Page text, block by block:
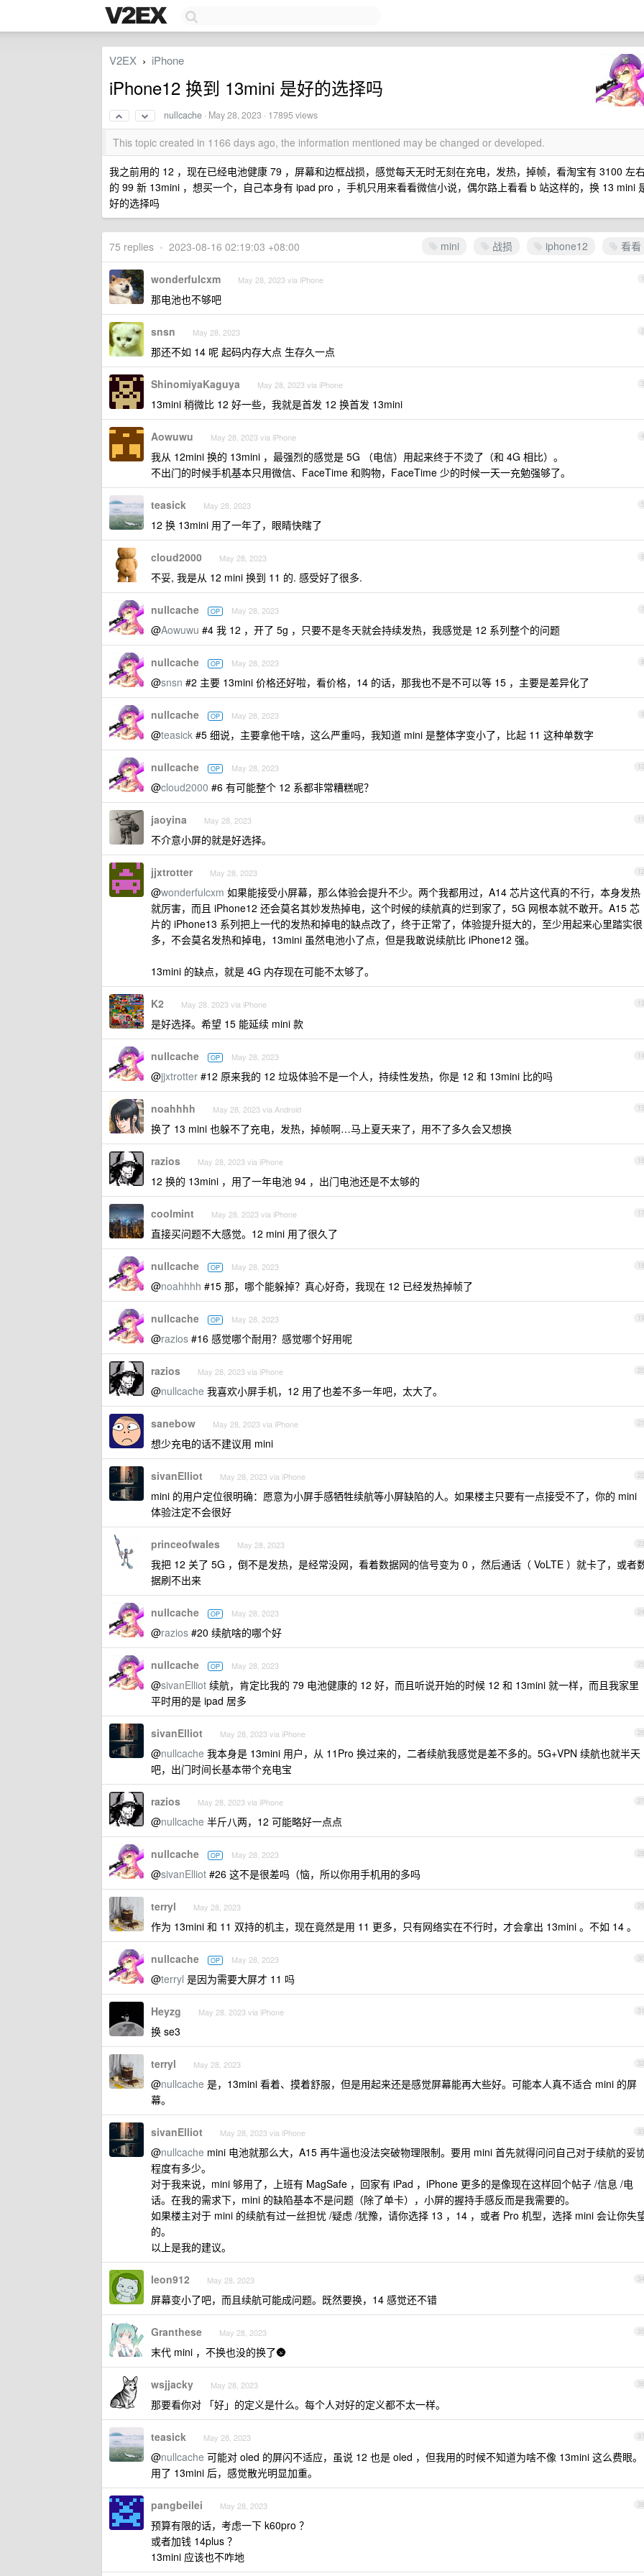
V2EX › iPhone
iPhone12 换到 13mini 是好的选择吗
nullcache · May 28, 2023 · 17895 views
This topic created in 1166 days ago, the information mentioned may be changed or developed.
我之前用的 12 ，现在已经电池健康 79 ，屏幕和边框战损，感觉每天无时无刻在充电，发热，掉帧，看淘宝有 3100 左
的 99 新 13mini ，想买一个，自己本身有 ipad pro ，手机只用来看看微信小说，偶尔路上看看 b 站这样的，换 13 mini
好的选择吗
mini 战损 iphone12 看看
75 replies • 2023-08-16 02:19:03 +08:00
1
wonderfulcxm May 28, 2023 via iPhone
那电池也不够吧
2
snsn May 28, 2023
那还不如 14 呢 起码内存大点 生存久一点
3
ShinomiyaKaguya May 28, 2023 via iPhone
13mini 稍微比 12 好一些，我就是首发 12 换首发 13mini
4
Aowuwu May 28, 2023 via iPhone
我从 12mini 换的 13mini ，最强烈的感觉是 5G （电信）用起来终于不烫了（和 4G 相比）。
不出门的时候手机基本只用微信、FaceTime 和购物，FaceTime 少的时候一天一充勉强够了。
5
teasick May 28, 2023
12 换 13mini 用了一年了，眼睛快瞎了
6
cloud2000 May 28, 2023
不妥, 我是从 12 mini 换到 11 的. 感受好了很多.
7
nullcache OP May 28, 2023
@Aowuwu #4 我 12 ，开了 5g ，只要不是冬天就会持续发热，我感觉是 12 系列整个的问题
8
nullcache OP May 28, 2023
@snsn #2 主要 13mini 价格还好啦，看价格，14 的话，那我也不是不可以等 15 ，主要是差异化了
9
nullcache OP May 28, 2023
@teasick #5 细说，主要拿他干啥，这么严重吗，我知道 mini 是整体字变小了，比起 11 这种单数字
10
nullcache OP May 28, 2023
@cloud2000 #6 有可能整个 12 系都非常糟糕呢？
11
jaoyina May 28, 2023
不介意小屏的就是好选择。
12
jjxtrotter May 28, 2023
@wonderfulcxm 如果能接受小屏幕，那么体验会提升不少。两个我都用过，A14 芯片这代真的不行，本身发热
就厉害，而且 iPhone12 还会莫名其妙发热掉电，这个时候的续航真的烂到家了，5G 网根本就不敢开。A15 芯
片的 iPhone13 系列把上一代的发热和掉电的缺点改了，终于正常了，体验提升挺大的，至少用起来心里踏实很
多，不会莫名发热和掉电，13mini 虽然电池小了点，但是我敢说续航比 iPhone12 强。
13mini 的缺点，就是 4G 内存现在可能不太够了。
13
K2 May 28, 2023 via iPhone
是好选择。希望 15 能延续 mini 款
14
nullcache OP May 28, 2023
@jjxtrotter #12 原来我的 12 垃圾体验不是一个人，持续性发热，你是 12 和 13mini 比的吗
15
noahhhh May 28, 2023 via Android
换了 13 mini 也躲不了充电，发热，掉帧啊…马上夏天来了，用不了多久会又想换
16
razios May 28, 2023 via iPhone
12 换的 13mini ，用了一年电池 94 ，出门电池还是不太够的
17
coolmint May 28, 2023 via iPhone
直接买问题不大感觉。12 mini 用了很久了
18
nullcache OP May 28, 2023
@noahhhh #15 那，哪个能躲掉？真心好奇，我现在 12 已经发热掉帧了
19
nullcache OP May 28, 2023
@razios #16 感觉哪个耐用？感觉哪个好用呢
20
razios May 28, 2023 via iPhone
@nullcache 我喜欢小屏手机，12 用了也差不多一年吧，太大了。
21
sanebow May 28, 2023 via iPhone
想少充电的话不建议用 mini
22
sivanElliot May 28, 2023 via iPhone
mini 的用户定位很明确：愿意为小屏手感牺牲续航等小屏缺陷的人。如果楼主只要有一点接受不了，你的 mini
体验注定不会很好
23
princeofwales May 28, 2023
我把 12 关了 5G ，倒不是发热，是经常没网，看着数据网的信号变为 0 ，然后通话（ VoLTE ）就卡了，或者
据刷不出来
24
nullcache OP May 28, 2023
@razios #20 续航啥的哪个好
25
nullcache OP May 28, 2023
@sivanElliot 续航，肯定比我的 79 电池健康的 12 好，而且听说开始的时候 12 和 13mini 就一样，而且我家里
平时用的是 ipad 居多
26
sivanElliot May 28, 2023 via iPhone
@nullcache 我本身是 13mini 用户，从 11Pro 换过来的，二者续航我感觉是差不多的。5G+VPN 续航也就半天
吧，出门时间长基本带个充电宝
27
razios May 28, 2023 via iPhone
@nullcache 半斤八两，12 可能略好一点点
28
nullcache OP May 28, 2023
@sivanElliot #26 这不是很差吗（恼，所以你用手机用的多吗
29
terryl May 28, 2023
作为 13mini 和 11 双持的机主，现在竟然是用 11 更多，只有网络实在不行时，才会拿出 13mini 。不如 14 。
30
nullcache OP May 28, 2023
@terryl 是因为需要大屏才 11 吗
31
Heyzg May 28, 2023 via iPhone
换 se3
32
terryl May 28, 2023
@nullcache 是，13mini 看着、摸着舒服，但是用起来还是感觉屏幕能再大些好。可能本人真不适合 mini 的屏
幕。
33
sivanElliot May 28, 2023 via iPhone
@nullcache mini 电池就那么大，A15 再牛逼也没法突破物理限制。要用 mini 首先就得问问自己对于续航的妥
程度有多少。
对于我来说，mini 够用了，上班有 MagSafe ，回家有 iPad ，iPhone 更多的是像现在这样回个帖子 /信息 /电
话。在我的需求下，mini 的缺陷基本不是问题（除了单卡），小屏的握持手感反而是我需要的。
如果楼主对于 mini 的续航有过一丝担忧 /疑虑 /犹豫，请你选择 13 ，14 ，或者 Pro 机型，选择 mini 会让你失
的。
以上是我的建议。
34
leon912 May 28, 2023
屏幕变小了吧，而且续航可能成问题。既然要换，14 感觉还不错
35
Granthese May 28, 2023
末代 mini ，不换也没的换了🌚
36
wsjjacky May 28, 2023
那要看你对 「好」的定义是什么。每个人对好的定义都不太一样。
37
teasick May 28, 2023
@nullcache 可能对 oled 的屏闪不适应，虽说 12 也是 oled ，但我用的时候不知道为啥不像 13mini 这么费眼。
用了 13mini 后，感觉散光明显加重。
38
pangbeilei May 28, 2023
预算有限的话，考虑一下 k60pro ？
或者加钱 14plus ？
13mini 应该也不咋地